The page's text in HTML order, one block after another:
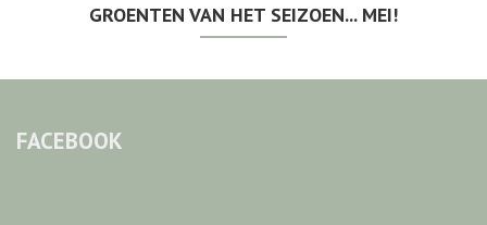
GROENTEN VAN HET SEIZOEN... MEI!
FACEBOOK